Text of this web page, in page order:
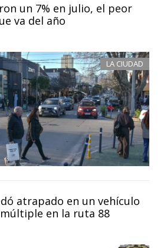
un 7% en julio, el peor
va del año
LA CIUDAD
atrapado en un vehículo
en la ruta 88